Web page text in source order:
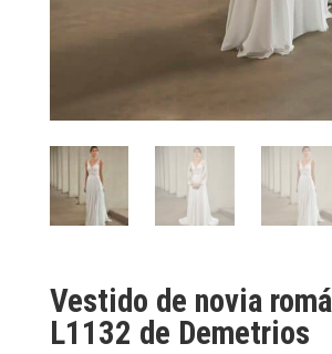
Vestido de novia
L1132 de Demetrios